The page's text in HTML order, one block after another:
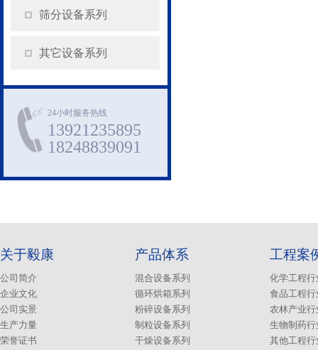
筛分设备系列
其它设备系列
24小时服务热线
13921235895
18248839091
关于毅康
公司简介
企业文化
公司实景
生产力量
荣誉证书
产品体系
混合设备系列
循环烘箱系列
粉碎设备系列
制粒设备系列
干燥设备系列
工程案
化学工程行
食品工程行
农林产业行
生物制药行
其他工程行